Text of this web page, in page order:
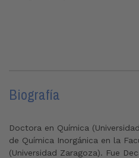
Biografía
Doctora en Química
de Química Inorgánica en la
(Universidad Zaragoza). Fue